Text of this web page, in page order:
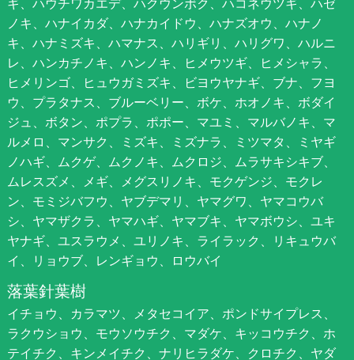
ノキ、ハナイカダ、ハナカイドウ、ハナズオウ、ハナノ
キ、ハナミズキ、ハマナス、ハリギリ、ハリグワ、ハルニ
レ、ハンカチノキ、ハンノキ、ヒメウツギ、ヒメシャラ、
ヒメリンゴ、ヒュウガミズキ、ビヨウヤナギ、ブナ、フヨ
ウ、プラタナス、ブルーベリー、ボケ、ホオノキ、ボダイ
ジュ、ボタン、ポプラ、ポポー、マユミ、マルバノキ、マ
ルメロ、マンサク、ミズキ、ミズナラ、ミツマタ、ミヤギ
ノハギ、ムクゲ、ムクノキ、ムクロジ、ムラサキシキブ、
ムレスズメ、メギ、メグスリノキ、モクゲンジ、モクレ
ン、モミジバフウ、ヤブデマリ、ヤマグワ、ヤマコウバ
シ、ヤマザクラ、ヤマハギ、ヤマブキ、ヤマボウシ、ユキ
ヤナギ、ユスラウメ、ユリノキ、ライラック、リキュウバ
イ、リョウブ、レンギョウ、ロウバイ
落葉針葉樹
イチョウ、カラマツ、メタセコイア、ポンドサイプレス、
ラクウショウ、モウソウチク、マダケ、キッコウチク、ホ
テイチク、キンメイチク、ナリヒラダケ、クロチク、ヤダ